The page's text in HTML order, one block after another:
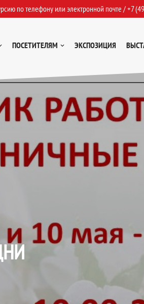
по телефону или электронной почте /+7
ПОСЕТИТЕЛЯМ ЭКСПОЗИЦИЯ